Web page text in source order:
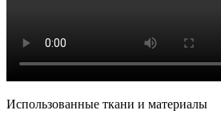
Использованные ткани и материалы